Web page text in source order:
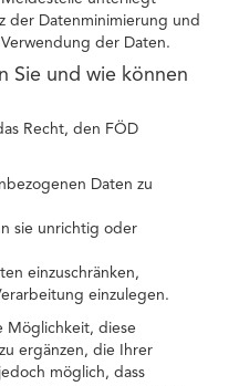
der Datenminimierung und
der Daten.
Sie und wie können
Recht, den FÖD
Daten zu
sie unrichtig oder
einzuschränken,
einzulegen.
Möglichkeit, diese
ergänzen, die Ihrer
möglich, dass